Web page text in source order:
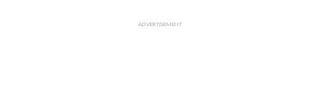
ADVERTISEMENT